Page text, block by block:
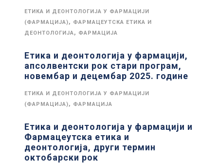
ЕТИКА И ДЕОНТОЛОГИЈА У ФАРМАЦИЈИ
(ФАРМАЦИЈА), ФАРМАЦЕУТСКА ЕТИКА И
ДЕОНТОЛОГИЈА, ФАРМАЦИЈА
Етика и деонтологија у фармацији,
апсолвентски рок стари програм,
новембар и децембар 2025. године
ЕТИКА И ДЕОНТОЛОГИЈА У ФАРМАЦИЈИ
(ФАРМАЦИЈА), ФАРМАЦИЈА
Етика и деонтологија у фармацији и
Фармацеутска етика и
деонтологија, други термин
октобарски рок